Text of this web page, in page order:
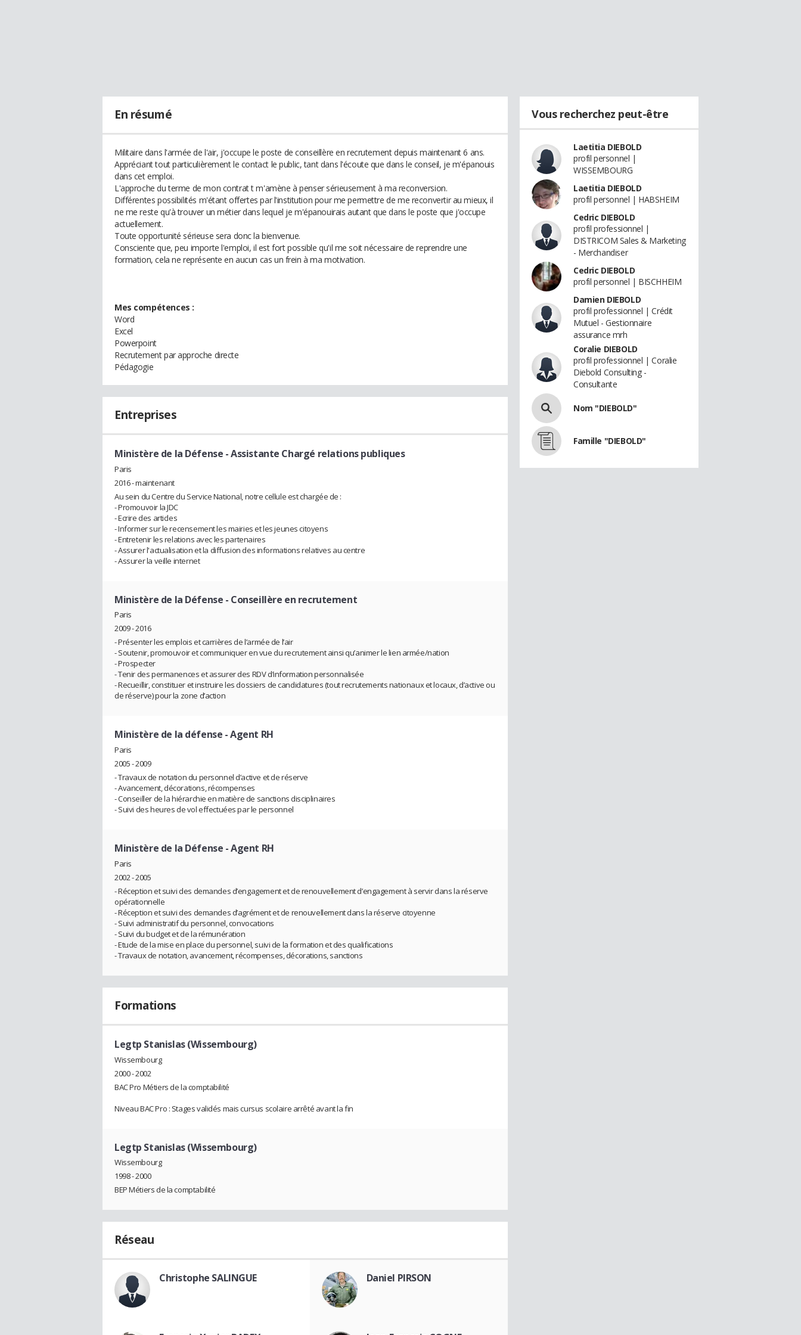
En résumé
Militaire dans l'armée de l'air, j'occupe le poste de conseillère en recrutement depuis maintenant 6 ans.
Appréciant tout particulièrement le contact le public, tant dans l'écoute que dans le conseil, je m'épanouis
dans cet emploi.
L'approche du terme de mon contrat t m'amène à penser sérieusement à ma reconversion.
Différentes possibilités m'étant offertes par l'institution pour me permettre de me reconvertir au mieux, il
ne me reste qu'à trouver un métier dans lequel je m'épanouirais autant que dans le poste que j'occupe
actuellement.
Toute opportunité sérieuse sera donc la bienvenue.
Consciente que, peu importe l'emploi, il est fort possible qu'il me soit nécessaire de reprendre une
formation, cela ne représente en aucun cas un frein à ma motivation.
Mes compétences :
Word
Excel
Powerpoint
Recrutement par approche directe
Pédagogie
Entreprises
Ministère de la Défense - Assistante Chargé relations publiques
Paris
2016 - maintenant
Au sein du Centre du Service National, notre cellule est chargée de :
- Promouvoir la JDC
- Ecrire des articles
- Informer sur le recensement les mairies et les jeunes citoyens
- Entretenir les relations avec les partenaires
- Assurer l'actualisation et la diffusion des informations relatives au centre
- Assurer la veille internet
Ministère de la Défense - Conseillère en recrutement
Paris
2009 - 2016
- Présenter les emplois et carrières de l’armée de l’air
- Soutenir, promouvoir et communiquer en vue du recrutement ainsi qu’animer le lien armée/nation
- Prospecter
- Tenir des permanences et assurer des RDV d’information personnalisée
- Recueillir, constituer et instruire les dossiers de candidatures (tout recrutements nationaux et locaux, d’active ou
de réserve) pour la zone d’action
Ministère de la défense - Agent RH
Paris
2005 - 2009
- Travaux de notation du personnel d’active et de réserve
- Avancement, décorations, récompenses
- Conseiller de la hiérarchie en matière de sanctions disciplinaires
- Suivi des heures de vol effectuées par le personnel
Ministère de la Défense - Agent RH
Paris
2002 - 2005
- Réception et suivi des demandes d’engagement et de renouvellement d’engagement à servir dans la réserve
opérationnelle
- Réception et suivi des demandes d’agrément et de renouvellement dans la réserve citoyenne
- Suivi administratif du personnel, convocations
- Suivi du budget et de la rémunération
- Etude de la mise en place du personnel, suivi de la formation et des qualifications
- Travaux de notation, avancement, récompenses, décorations, sanctions
Formations
Legtp Stanislas (Wissembourg)
Wissembourg
2000 - 2002
BAC Pro Métiers de la comptabilité
Niveau BAC Pro : Stages validés mais cursus scolaire arrêté avant la fin
Legtp Stanislas (Wissembourg)
Wissembourg
1998 - 2000
BEP Métiers de la comptabilité
Réseau
Christophe SALINGUE Daniel PIRSON
Vous recherchez peut-être
Laetitia DIEBOLD
profil personnel |
WISSEMBOURG
Laetitia DIEBOLD
profil personnel | HABSHEIM
Cedric DIEBOLD
profil professionnel |
DISTRICOM Sales & Marketing
- Merchandiser
Cedric DIEBOLD
profil personnel | BISCHHEIM
Damien DIEBOLD
profil professionnel | Crédit
Mutuel - Gestionnaire
assurance mrh
Coralie DIEBOLD
profil professionnel | Coralie
Diebold Consulting -
Consultante
Nom "DIEBOLD"
Famille "DIEBOLD"